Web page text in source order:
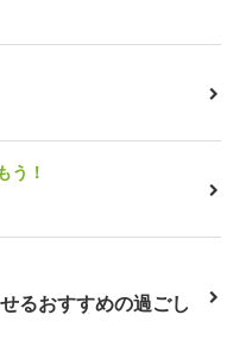
う！
るおすすめの過ごし